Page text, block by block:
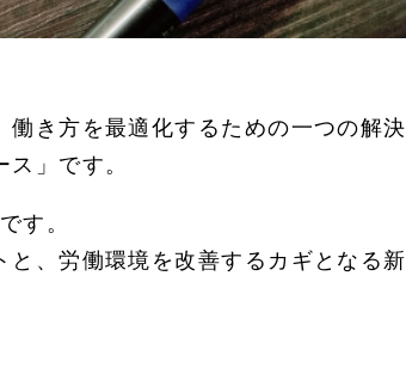
き方を最適化するための一つの解決
」です。
す。
、労働環境を改善するカギとなる新